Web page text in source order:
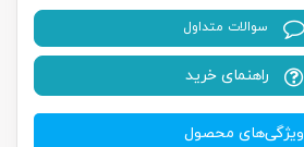
سوالات متداول
راهنمای خرید
ویژگی‌های محصول